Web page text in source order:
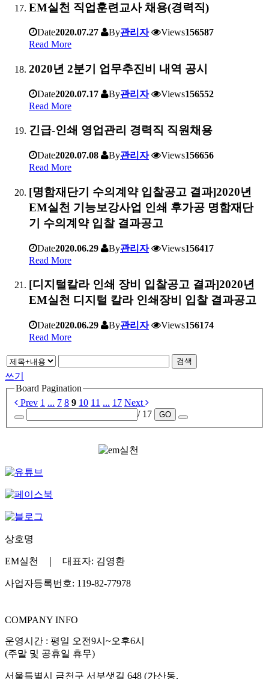
EM실천 직업훈련교사 채용(경력직)
Date2020.07.27 By관리자 Views156587
Read More
2020년 2분기 업무추진비 내역 공시
Date2020.07.17 By관리자 Views156552
Read More
긴급-인쇄 영업관리 경력직 직원채용
Date2020.07.08 By관리자 Views156656
Read More
[명함재단기 수의계약 입찰공고 결과]2020년
EM실천 기능보강사업 인쇄 후가공 명함재단
기 수의계약 입찰 결과공고
Date2020.06.29 By관리자 Views156417
Read More
[디지털칼라 인쇄 장비 입찰공고 결과]2020년
EM실천 디지털 칼라 인쇄장비 입찰 결과공고
Date2020.06.29 By관리자 Views156174
Read More
검색
쓰기
Board Pagination
Prev 1 ... 7 8 9 10 11 ... 17 Next
/ 17
GO
상호명
EM실천 ｜ 대표자: 김영환
사업자등록번호: 119-82-77978
COMPANY INFO
운영시간 : 평일 오전9시~오후6시
(주말 및 공휴일 휴무)
서울특별시 금천구 서부샛길 648 (가산동,